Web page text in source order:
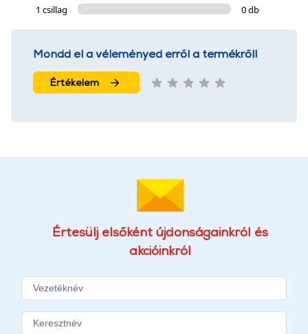
1 csillag
0 db
Mondd el a véleményed erről a termékről!
Értékelem
Értesülj elsőként újdonságainkról és
akcióinkról